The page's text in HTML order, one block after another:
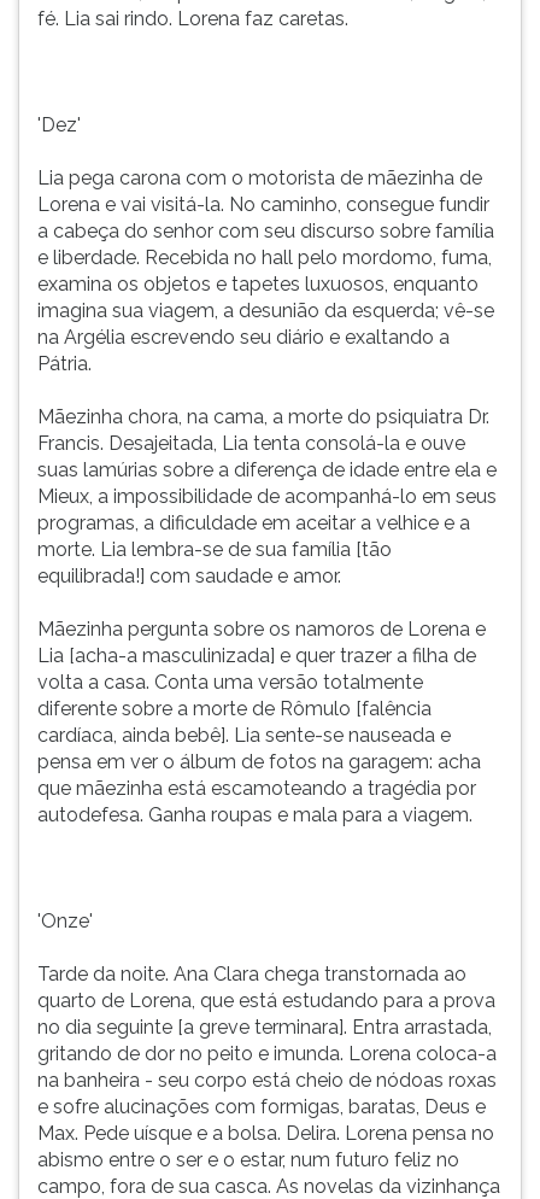
fé. Lia sai rindo. Lorena faz caretas.
'Dez'
Lia pega carona com o motorista de mãezinha de
Lorena e vai visitá-la. No caminho, consegue fundir
a cabeça do senhor com seu discurso sobre família
e liberdade. Recebida no hall pelo mordomo, fuma,
examina os objetos e tapetes luxuosos, enquanto
imagina sua viagem, a desunião da esquerda; vê-se
na Argélia escrevendo seu diário e exaltando a
Pátria.
Mãezinha chora, na cama, a morte do psiquiatra Dr.
Francis. Desajeitada, Lia tenta consolá-la e ouve
suas lamúrias sobre a diferença de idade entre ela e
Mieux, a impossibilidade de acompanhá-lo em seus
programas, a dificuldade em aceitar a velhice e a
morte. Lia lembra-se de sua família [tão
equilibrada!] com saudade e amor.
Mãezinha pergunta sobre os namoros de Lorena e
Lia [acha-a masculinizada] e quer trazer a filha de
volta a casa. Conta uma versão totalmente
diferente sobre a morte de Rômulo [falência
cardíaca, ainda bebê]. Lia sente-se nauseada e
pensa em ver o álbum de fotos na garagem: acha
que mãezinha está escamoteando a tragédia por
autodefesa. Ganha roupas e mala para a viagem.
'Onze'
Tarde da noite. Ana Clara chega transtornada ao
quarto de Lorena, que está estudando para a prova
no dia seguinte [a greve terminara]. Entra arrastada,
gritando de dor no peito e imunda. Lorena coloca-a
na banheira - seu corpo está cheio de nódoas roxas
e sofre alucinações com formigas, baratas, Deus e
Max. Pede uísque e a bolsa. Delira. Lorena pensa no
abismo entre o ser e o estar, num futuro feliz no
campo, fora de sua casca. As novelas da vizinhança